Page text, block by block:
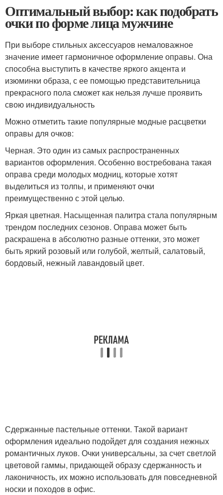
Оптимальный выбор: как подобрать
очки по форме лица мужчине
При выборе стильных аксессуаров немаловажное
значение имеет гармоничное оформление оправы. Она
способна выступить в качестве яркого акцента и
изюминки образа, с ее помощью представительница
прекрасного пола сможет как нельзя лучше проявить
свою индивидуальность
Можно отметить такие популярные модные расцветки
оправы для очков:
Черная. Это один из самых распространенных
вариантов оформления. Особенно востребована такая
оправа среди молодых модниц, которые хотят
выделиться из толпы, и применяют очки
преимущественно с этой целью.
Яркая цветная. Насыщенная палитра стала популярным
трендом последних сезонов. Оправа может быть
раскрашена в абсолютно разные оттенки, это может
быть яркий розовый или голубой, желтый, салатовый,
бордовый, нежный лавандовый цвет.
Сдержанные пастельные оттенки. Такой вариант
оформления идеально подойдет для создания нежных
романтичных луков. Очки универсальны, за счет светлой
цветовой гаммы, придающей образу сдержанность и
лаконичность, их можно использовать для повседневной
носки и походов в офис.